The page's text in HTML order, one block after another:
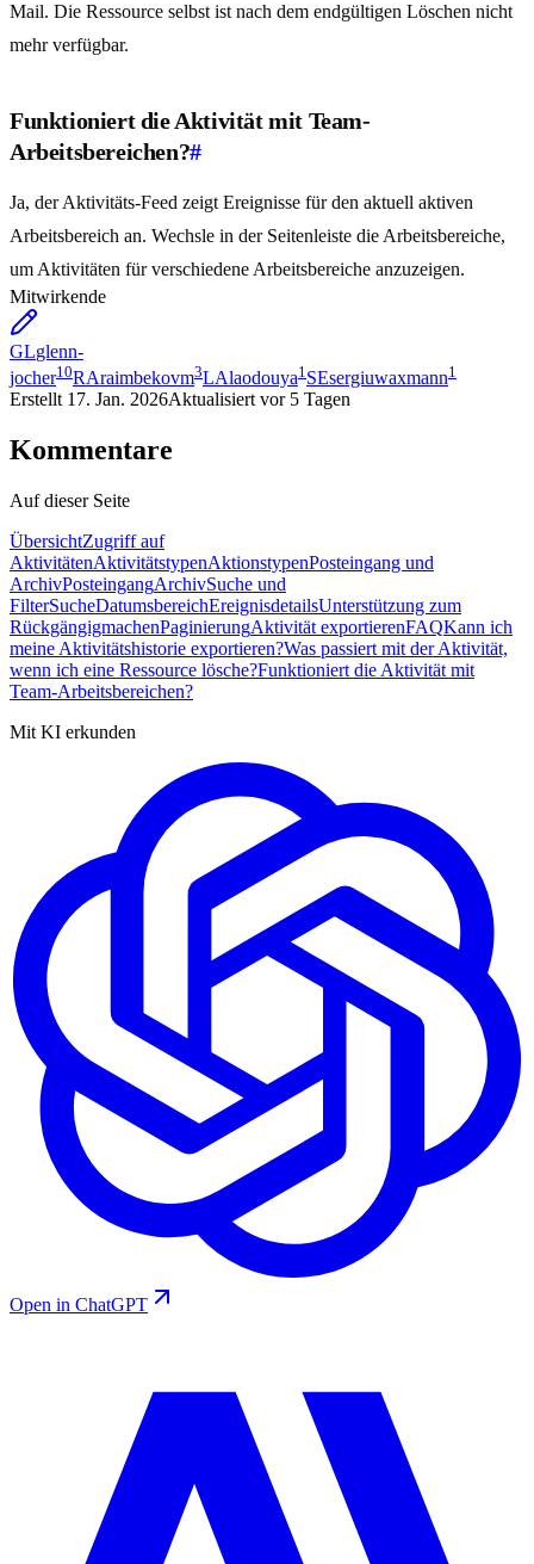
Mail. Die Ressource selbst ist nach dem endgültigen Löschen nicht
mehr verfügbar.
Funktioniert die Aktivität mit Team-
Arbeitsbereichen?#
Ja, der Aktivitäts-Feed zeigt Ereignisse für den aktuell aktiven
Arbeitsbereich an. Wechsle in der Seitenleiste die Arbeitsbereiche,
um Aktivitäten für verschiedene Arbeitsbereiche anzuzeigen.
Mitwirkende
GLglenn-
jocher10RAraimbekovm3LAlaodouya1SEsergiuwaxmann1
Erstellt 17. Jan. 2026Aktualisiert vor 5 Tagen
Kommentare
Auf dieser Seite
ÜbersichtZugriff auf
AktivitätenAktivitätstypenAktionstypenPosteingang und
ArchivPosteingangArchivSuche und
FilterSucheDatumsbereichEreignisdetailsUnterstützung zum
RückgängigmachenPaginierungAktivität exportierenFAQKann ich
meine Aktivitätshistorie exportieren?Was passiert mit der Aktivität,
wenn ich eine Ressource lösche?Funktioniert die Aktivität mit
Team-Arbeitsbereichen?
Mit KI erkunden
Open in ChatGPT